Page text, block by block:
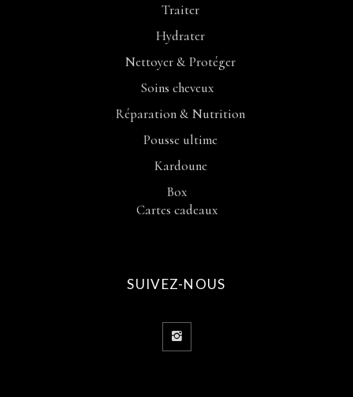
Traiter
Hydrater
Nettoyer & Protéger
Soins cheveux
Réparation & Nutrition
Pousse ultime
Kardoune
Box
Cartes cadeaux
SUIVEZ-NOUS